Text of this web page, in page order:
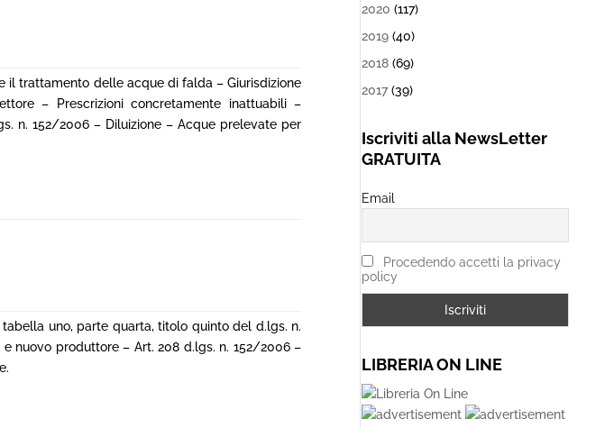
il trattamento delle acque di falda – Giurisdizione
– Prescrizioni concretamente inattuabili –
n. 152/2006 – Diluizione – Acque prelevate per
uno, parte quarta, titolo quinto del d.lgs. n.
nuovo produttore – Art. 208 d.lgs. n. 152/2006 –
2020 (117)
2019 (40)
2018 (69)
2017(39)
Iscriviti alla NewsLetter
GRATUITA
Email
Procedendo accetti la privacy
policy
LIBRERIA ON LINE